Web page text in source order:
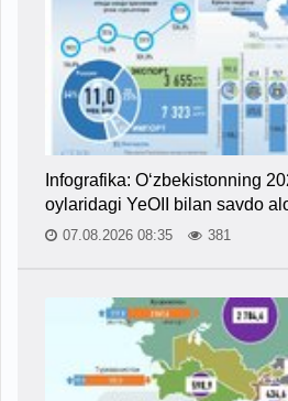
Infografika: O‘zbekistonning
oylaridagi YeOII bilan savdo
07.08.2026 08:35 381